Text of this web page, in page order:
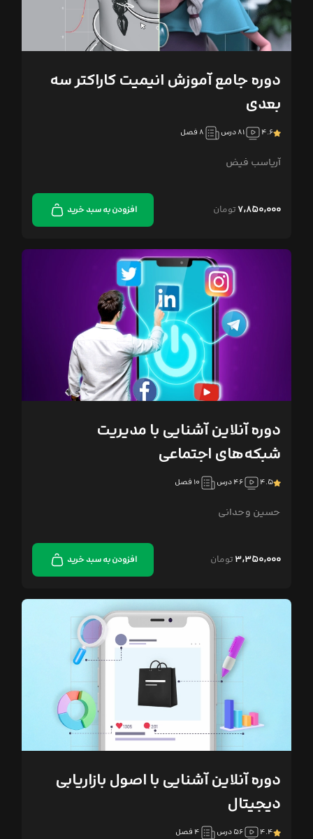
دوره جامع آموزش انیمیت کاراکتر سه‌
بعدی
۴.۶ ۸۱ درس ۸ فصل
آرياسب فیض
۷,۸۵۰,۰۰۰ تومان افزودن به سبد خرید
دوره آنلاین آشنایی با مدیریت
شبکه‌های اجتماعی
۴.۵ ۴۶ درس ۱۰ فصل
حسین وحدانی
۳,۳۵۰,۰۰۰ تومان افزودن به سبد خرید
دوره آنلاین آشنایی با اصول بازاریابی
دیجیتال
۴.۴ ۵۶ درس ۴ فصل